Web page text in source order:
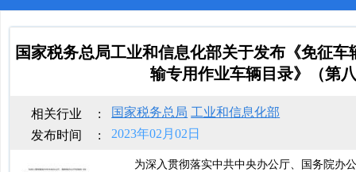
国家税务总局工业和信息化部关于发布《免征
输专用作业车辆目录》（第
相关行业 : 国家税务总局 工业和信息化部
发布时间
: 2023年02月02日
为深入贯彻落实中共中央办公厅、国务院办